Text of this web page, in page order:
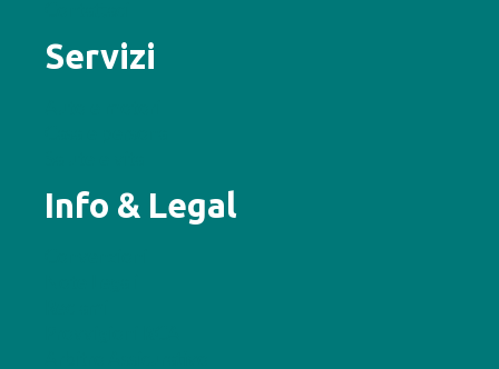
Servizi
Info & Legal